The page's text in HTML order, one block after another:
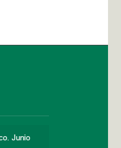
Junio